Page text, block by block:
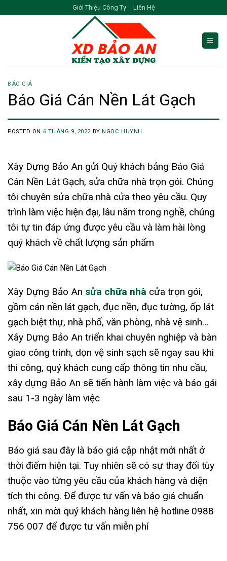
to
Giới Thiệu Công Ty Liên Hệ
BÁO GIÁ
Báo Giá Cán Nền Lát Gạch
POSTED ON 6 THÁNG 9, 2022 BYNGỌC HUYNH
Xây Dựng Bảo An gửi Quý khách bảng Báo Giá
Cán Nền Lát Gạch, sửa chữa nhà trọn gói. Chúng
tôi chuyên sửa chữa nhà cửa theo yêu cầu. Quy
trình làm việc hiện đại, lâu năm trong nghề, chúng
tôi tự tin đáp ứng được yêu cầu và làm hài lòng
quý khách về chất lượng sản phẩm
Xây Dựng Bảo An sửa chữa nhà cửa trọn gói,
gồm cán nền lát gạch, đục nền, đục tường, ốp lát
gạch biệt thự, nhà phố, văn phòng, nhà vệ sinh…
Xây Dựng Bảo An triển khai chuyên nghiệp và bàn
giao công trình, dọn vệ sinh sạch sẽ ngay sau khi
thi công, quý khách cung cấp thông tin nhu cầu,
xây dựng Bảo An sẽ tiến hành làm việc và báo gái
sau 1-3 ngày làm việc
Báo Giá Cán Nền Lát Gạch
Báo giá sau đây là báo giá cập nhật mới nhất ở
thời điểm hiện tại. Tuy nhiên sẽ có sự thay đổi tùy
thuộc vào từng yêu cầu của khách hàng và diện
tích thi công. Để được tư vấn và báo giá chuẩn
nhất, xin mời quý khách hàng liên hệ hotline 0988
756 007 để được tư vấn miễn phí